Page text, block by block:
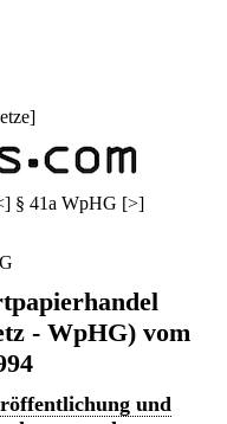
]
] § 41a WpHG [>]
- WpHG) vom
und